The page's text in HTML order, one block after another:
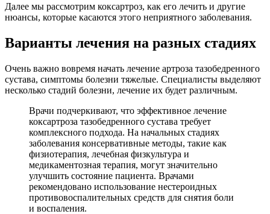
Далее мы рассмотрим коксартроз, как его лечить и другие
нюансы, которые касаются этого неприятного заболевания.
Варианты лечения на разных стадиях
Очень важно вовремя начать лечение артроза тазобедренного
сустава, симптомы болезни тяжелые. Специалисты выделяют
несколько стадий болезни, лечение их будет различным.
Врачи подчеркивают, что эффективное лечение
коксартроза тазобедренного сустава требует
комплексного подхода. На начальных стадиях
заболевания консервативные методы, такие как
физиотерапия, лечебная физкультура и
медикаментозная терапия, могут значительно
улучшить состояние пациента. Врачами
рекомендовано использование нестероидных
противовоспалительных средств для снятия боли
и воспаления.